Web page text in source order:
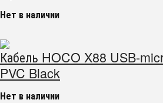
Нет в наличии
Кабель HOCO X88 USB-
PVC Black
Нет в наличии